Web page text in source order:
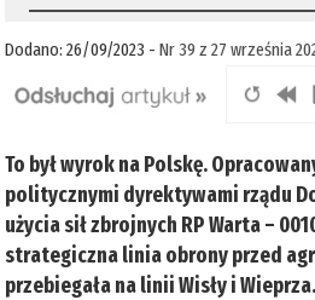
Dodano: 26/09/2023 -Nr 39 z 27 września
To był wyrok na Polskę.
politycznymi dyrektywami rządu
użycia sił zbrojnych RP Warta –
strategiczna linia obrony przed
przebiegała na linii Wisły i